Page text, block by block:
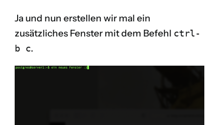
Ja und nun erstellen wir mal ein
zusätzliches Fenster mit dem Befehl ctrl-
b c.